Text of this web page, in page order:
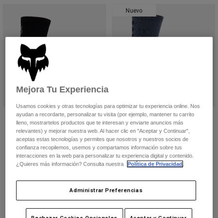
Explorar MTB
Product Help
Guía de Equipamiento de MTB
Guía de cuidado de cascos
Guía de Equipamiento de Moto
Guía de cuidado de cascos
Guía de cuidado de las botas
Sudaderas
Accesorios
Bolsas y Mochilas
Calcetines
Stickers
Otros Accesorios
Calcetines
Ver todo
Ropa Casual
Sudaderas
Chaquetas
Pantalones
Pantalones Cortos
Calcetín Flexair Merino de 6"
29,99 €
Product swatch type of Negro.
Product swatch type of Azul escarcha.
Product swatch type of Rosa neón.
Product swatch type of Marrón nuez moscada.
Product swatch type of Verde salvia.
Nuevo
Calcetines Ranger 20 cm
20,99 €
(8)
Product swatch type of Berry.
Product swatch type of
Product swatch
Product
Mejora Tu Experiencia
Usamos cookies y otras tecnologías para optimizar tu experiencia online. Nos
ayudan a recordarte, personalizar tu visita (por ejemplo, mantener tu carrito
lleno, mostrartelos productos que te interesan y enviarte anuncios más
relevantes) y mejorar nuestra web. Al hacer clic en "Aceptar y Continuar",
aceptas estas tecnologías y permites que nosotros y nuestros socios de
confianza recopilemos, usemos y compartamos información sobre tus
interacciones en la web para personalizar tu experiencia digital y contenido.
¿Quieres más información? Consulta nuestra
Política de Privacidad
Administrar Preferencias